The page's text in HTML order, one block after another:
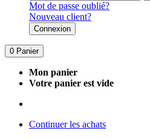
Mot de passe oublié?
Nouveau client?
Connexion
0 Panier
Mon panier
Votre panier est vide
Continuer les achats